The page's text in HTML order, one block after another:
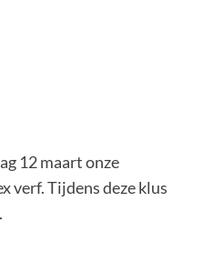
12 maart onze
verf. Tijdens deze klus